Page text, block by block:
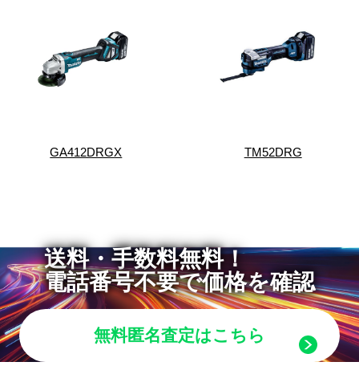
GA412DRGX TM52DRG
送料・手数料無料！
電話番号不要で価格を確認
無料匿名査定はこちら